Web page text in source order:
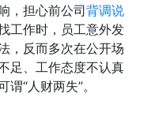
，担心前公司背调说
工作时，员工意外发
，反而多次在公开场
足、工作态度不认真
“人财两失”。